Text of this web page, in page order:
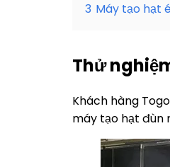
3 Máy tạo hạt
Thử
Khách hàng
máy tạo hạt đùn